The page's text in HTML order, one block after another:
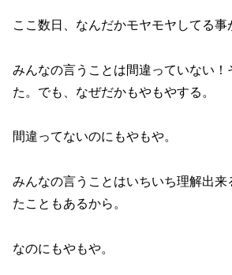
ここ数日、なんだかモヤモヤしてる事
みんなの言うことは間違っていない！
た。でも、なぜだかもやもやする。
間違ってないのにもやもや。
みんなの言うことはいちいち理解出来
たこともあるから。
なのにもやもや。